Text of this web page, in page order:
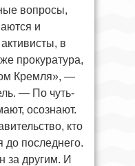
вопросы,
и
в
прокуратура,
Кремля», —
— По чуть-
осознают.
кто
до последнего.
за другим. И